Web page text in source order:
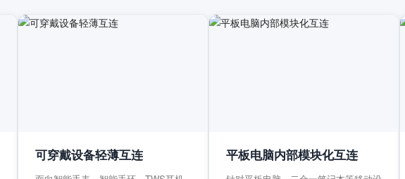
可穿戴设备轻薄互连
平板电脑内部模块化互连